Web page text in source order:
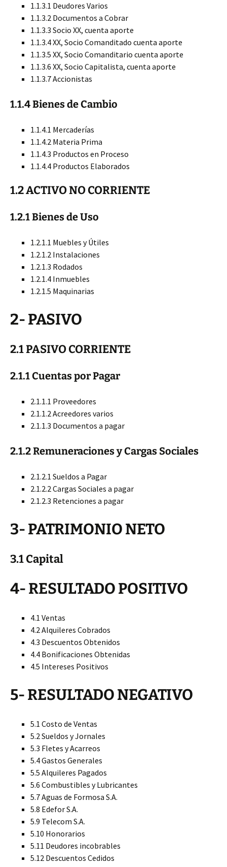
1.1.3.1 Deudores Varios
1.1.3.2 Documentos a Cobrar
1.1.3.3 Socio XX, cuenta aporte
1.1.3.4 XX, Socio Comanditado cuenta aporte
1.1.3.5 XX, Socio Comanditario cuenta aporte
1.1.3.6 XX, Socio Capitalista, cuenta aporte
1.1.3.7 Accionistas
1.1.4 Bienes de Cambio
1.1.4.1 Mercaderías
1.1.4.2 Materia Prima
1.1.4.3 Productos en Proceso
1.1.4.4 Productos Elaborados
1.2 ACTIVO NO CORRIENTE
1.2.1 Bienes de Uso
1.2.1.1 Muebles y Útiles
1.2.1.2 Instalaciones
1.2.1.3 Rodados
1.2.1.4 Inmuebles
1.2.1.5 Maquinarias
2- PASIVO
2.1 PASIVO CORRIENTE
2.1.1 Cuentas por Pagar
2.1.1.1 Proveedores
2.1.1.2 Acreedores varios
2.1.1.3 Documentos a pagar
2.1.2 Remuneraciones y Cargas Sociales
2.1.2.1 Sueldos a Pagar
2.1.2.2 Cargas Sociales a pagar
2.1.2.3 Retenciones a pagar
3- PATRIMONIO NETO
3.1 Capital
4- RESULTADO POSITIVO
4.1 Ventas
4.2 Alquileres Cobrados
4.3 Descuentos Obtenidos
4.4 Bonificaciones Obtenidas
4.5 Intereses Positivos
5- RESULTADO NEGATIVO
5.1 Costo de Ventas
5.2 Sueldos y Jornales
5.3 Fletes y Acarreos
5.4 Gastos Generales
5.5 Alquileres Pagados
5.6 Combustibles y Lubricantes
5.7 Aguas de Formosa S.A.
5.8 Edefor S.A.
5.9 Telecom S.A.
5.10 Honorarios
5.11 Deudores incobrables
5.12 Descuentos Cedidos